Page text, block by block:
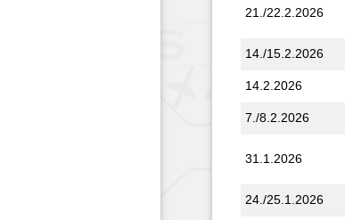
21./22.2.2026
14./15.2.2026
14.2.2026
7./8.2.2026
31.1.2026
24./25.1.2026